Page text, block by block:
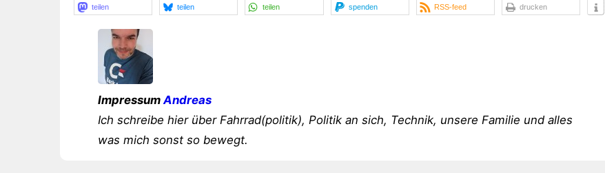
teilen teilen teilen spenden RSS-feed drucken
Impressum Andreas
Ich schreibe hier über Fahrrad(politik), Politik an sich, Technik, unsere Familie und alles
was mich sonst so bewegt.